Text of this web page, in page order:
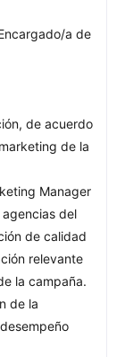
a de
de acuerdo
de la
Manager
del
de calidad
relevante
la campaña.
de la